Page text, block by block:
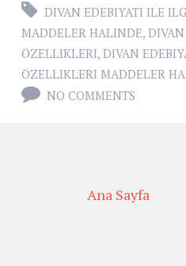
DIVAN EDEBIYATI ILE
MADDELER HALINDE,
ÖZELLIKLERI, DIVAN
ÖZELLIKLERI MADDELER
NO COMMENTS
Ana Sayfa